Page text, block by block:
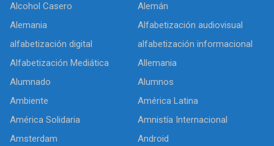
Alcohol Casero
Alemán
Alemania
Alfabetización audiovisual
alfabetización digital
alfabetización informacional
Alfabetización Mediática
Allemania
Alumnado
Alumnos
Ambiente
América Latina
América Solidaria
Amnistía Internacional
Amsterdam
Android